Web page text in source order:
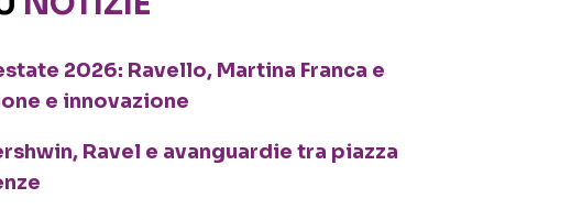
2026: Ravello, Martina Franca e
e innovazione
Ravel e avanguardie tra piazza